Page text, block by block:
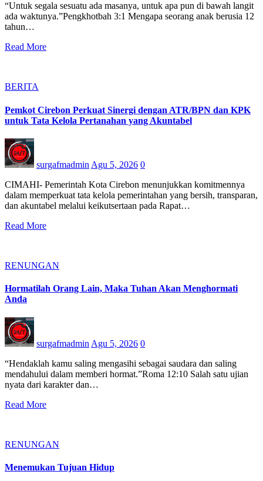
“Untuk segala sesuatu ada masanya, untuk apa pun di bawah langit
ada waktunya.”Pengkhotbah 3:1 Mengapa seorang anak berusia 12
tahun…
Read More
BERITA
Pemkot Cirebon Perkuat Sinergi dengan ATR/BPN dan KPK
untuk Tata Kelola Pertanahan yang Akuntabel
surgafmadmin Agu 5, 2026 0
CIMAHI- Pemerintah Kota Cirebon menunjukkan komitmennya
dalam memperkuat tata kelola pemerintahan yang bersih, transparan,
dan akuntabel melalui keikutsertaan pada Rapat…
Read More
RENUNGAN
Hormatilah Orang Lain, Maka Tuhan Akan Menghormati
Anda
surgafmadmin Agu 5, 2026 0
“Hendaklah kamu saling mengasihi sebagai saudara dan saling
mendahului dalam memberi hormat.”Roma 12:10 Salah satu ujian
nyata dari karakter dan…
Read More
RENUNGAN
Menemukan Tujuan Hidup